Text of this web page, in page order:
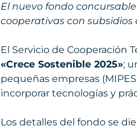
El nuevo fondo
cooperativas con
El Servicio de Cooperación
«Crece Sostenible 2025»;
pequeñas empresas
incorporar tecnologías y
Los detalles del fondo se